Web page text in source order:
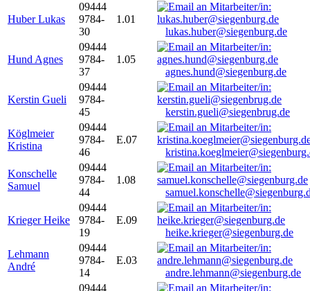
Huber Lukas
09444
9784-
30
1.01
lukas.huber@siegenburg.de
Hund Agnes
09444
9784-
37
1.05
agnes.hund@siegenburg.de
Kerstin Gueli
09444
9784-
45
kerstin.gueli@siegenbrug.de
Köglmeier
Kristina
09444
9784-
46
E.07
Konschelle
Samuel
09444
9784-
44
1.08
Krieger Heike
09444
9784-
19
E.09
heike.krieger@siegenburg.de
Lehmann
André
09444
9784-
14
E.03
andre.lehmann@siegenburg.de
09444